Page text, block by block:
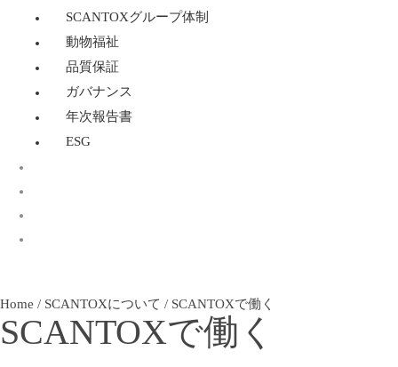
SCANTOXグループ体制
動物福祉
品質保証
ガバナンス
年次報告書
ESG
Home / SCANTOXについて / SCANTOXで働く
SCANTOXで働く